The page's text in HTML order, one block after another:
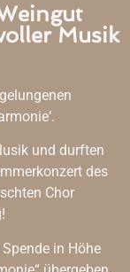
Musik
und durften
des
Chor
in Höhe